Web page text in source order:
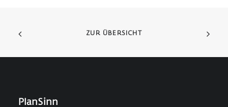
ZUR ÜBERSICHT
PlanSinn